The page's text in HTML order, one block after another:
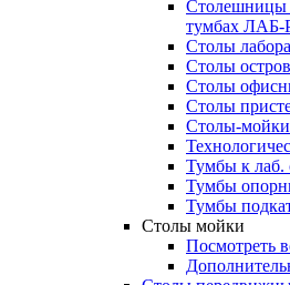
Столешницы
тумбах ЛАБ-
Столы
Столы
Столы
Столы
Столы-мойки
Тумбы к лаб.
Тумбы
Тумбы
Столы мойки
Посмотреть